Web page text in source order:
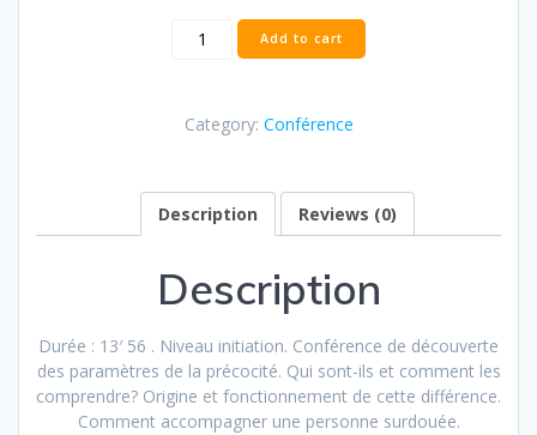
Conférence
Précocité
Add to cart
Category: Conférence
Description Reviews (0)
Description
Durée : 13′ 56 . Niveau initiation. Conférence de découverte
des paramètres de la précocité. Qui sont-ils et comment les
comprendre? Origine et fonctionnement de cette différence.
Comment accompagner une personne surdouée.